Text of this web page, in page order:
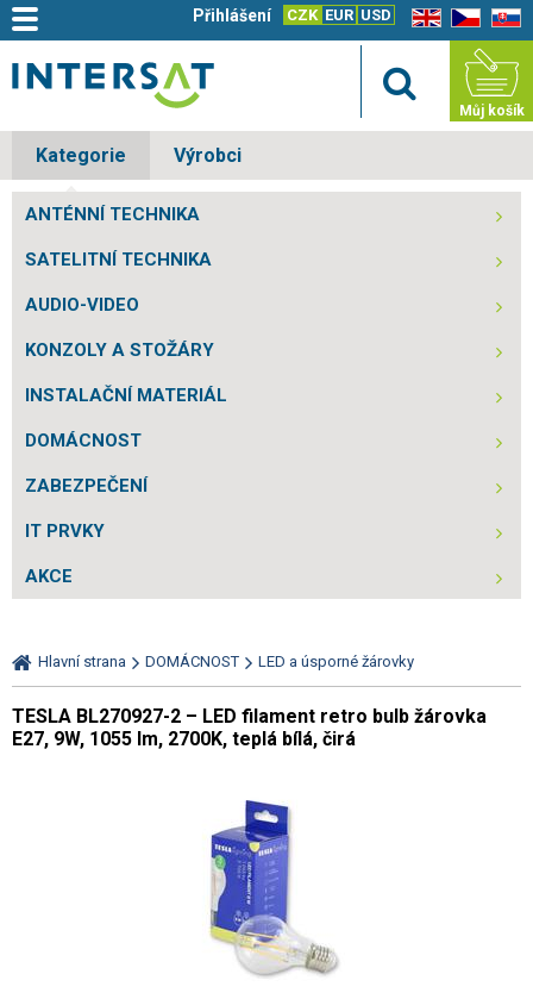
EN CZ SK
CZK EUR USD
Přihlášení
Můj košík
Kategorie Výrobci
ANTÉNNÍ TECHNIKA
SATELITNÍ TECHNIKA
AUDIO-VIDEO
KONZOLY A STOŽÁRY
INSTALAČNÍ MATERIÁL
DOMÁCNOST
ZABEZPEČENÍ
IT PRVKY
AKCE
Hlavní strana DOMÁCNOST LED a úsporné žárovky
TESLA BL270927-2 – LED filament retro bulb žárovka
E27, 9W, 1055 lm, 2700K, teplá bílá, čirá